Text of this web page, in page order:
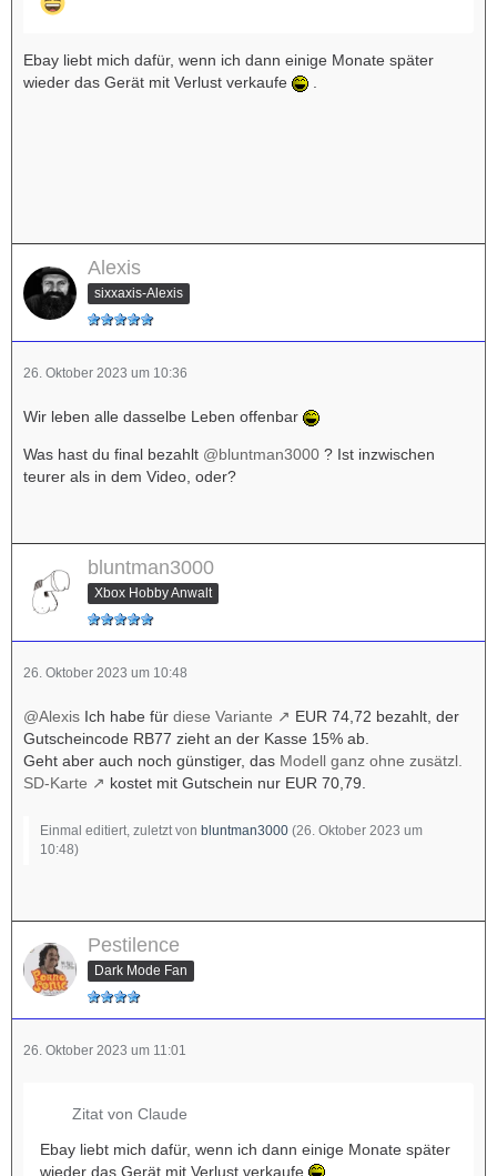
Ebay liebt mich dafür, wenn ich dann einige Monate später
wieder das Gerät mit Verlust verkaufe
Alexis
sixxaxis-Alexis
26. Oktober 2023 um 10:36
Wir leben alle dasselbe Leben offenbar
Was hast du final bezahlt @bluntman3000 ? Ist inzwischen
teurer als in dem Video, oder?
bluntman3000
Xbox Hobby Anwalt
26. Oktober 2023 um 10:48
@Alexis Ich habe für diese Variante
EUR 74,72 bezahlt, der
Gutscheincode RB77 zieht an der Kasse 15% ab.
Geht aber auch noch günstiger, das Modell ganz ohne zusätzl.
SD-Karte
kostet mit Gutschein nur EUR 70,79.
Einmal editiert, zuletzt von bluntman3000 (26. Oktober 2023 um
10:48)
Pestilence
Dark Mode Fan
26. Oktober 2023 um 11:01
Zitat von Claude
Ebay liebt mich dafür, wenn ich dann einige Monate später
wieder das Gerät mit Verlust verkaufe